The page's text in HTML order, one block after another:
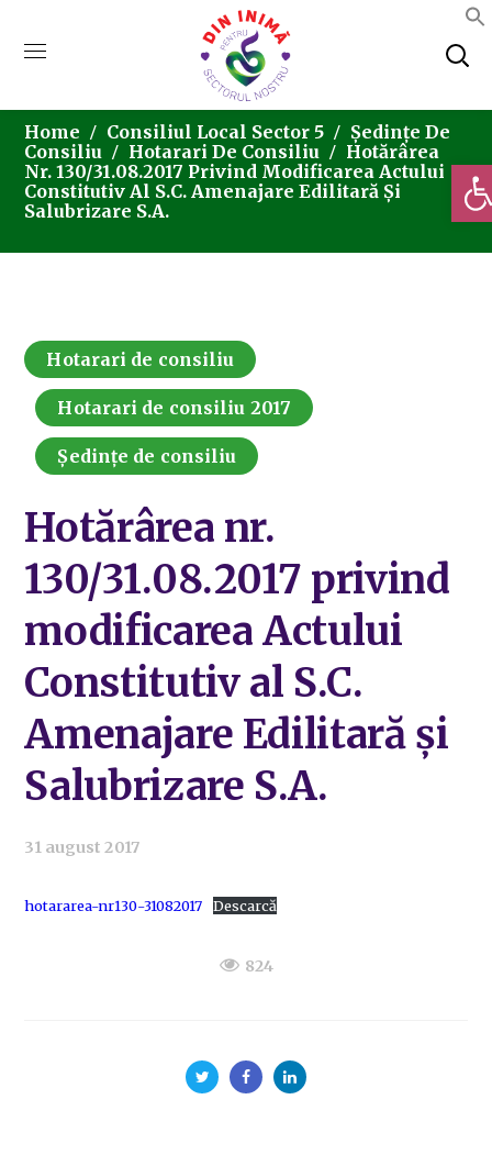
Home Consiliul Local Sector 5
Ședințe De
Consiliu
Hotarari De Consiliu
Hotărârea
Nr. 130/31.08.2017 Privind Modificarea Actului
Constitutiv Al S.C. Amenajare Edilitară Și
Salubrizare S.A.
Hotarari de consiliu
Hotarari de consiliu 2017
Ședințe de consiliu
Hotărârea nr.
130/31.08.2017 privind
modificarea Actului
Constitutiv al S.C.
Amenajare Edilitară și
Salubrizare S.A.
31 august 2017
hotararea-nr130-31082017 Descarcă
824